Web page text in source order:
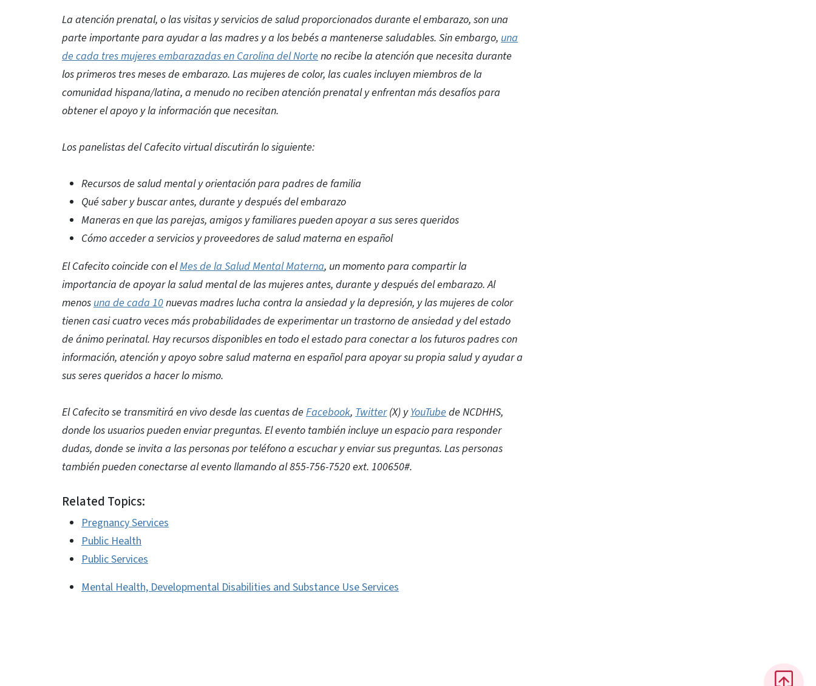
La atención prenatal, o las visitas y servicios de salud proporcionados durante el embarazo, son una
parte importante para ayudar a las madres y a los bebés a mantenerse saludables. Sin embargo, una
de cada tres mujeres embarazadas en Carolina del Norteno recibe la atención que necesita durante
los primeros tres meses de embarazo. Las mujeres de color, las cuales incluyen miembros de la
comunidad hispana/latina, a menudo no reciben atención prenatal y enfrentan más desafíos para
obtener el apoyo y la información que necesitan.
Los panelistas del Cafecito virtual discutirán lo siguiente:
Recursos de salud mental y orientación para padres de familia
Qué saber y buscar antes, durante y después del embarazo
Maneras en que las parejas, amigos y familiares pueden apoyar a sus seres queridos
Cómo acceder a servicios y proveedores de salud materna en español
El Cafecito coincide con elMes de la Salud Mental Materna, un momento para compartir la
importancia de apoyar la salud mental de las mujeres antes, durante y después del embarazo. Al
menosuna de cada 10nuevas madres lucha contra la ansiedad y la depresión, y las mujeres de color
tienen casi cuatro veces más probabilidades de experimentar un trastorno de ansiedad y del estado
de ánimo perinatal. Hay recursos disponibles en todo el estado para conectar a los futuros padres con
información, atención y apoyo sobre salud materna en español para apoyar su propia salud y ayudar a
sus seres queridos a hacer lo mismo.
El Cafecito se transmitirá en vivo desde las cuentas de Facebook, Twitter(X) yYouTubede NCDHHS,
donde los usuarios pueden enviar preguntas. El evento también incluye un espacio para responder
dudas, donde se invita a las personas por teléfono a escuchar y enviar sus preguntas. Las personas
también pueden conectarse al evento llamando al 855-756-7520 ext. 100650#.
Related Topics:
Pregnancy Services
Public Health
Public Services
Mental Health, Developmental Disabilities and Substance Use Services